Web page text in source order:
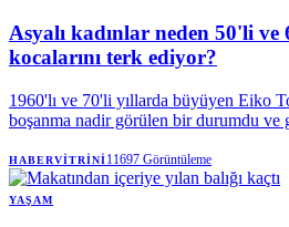
Asyalı kadınlar neden 50'li ve
kocalarını terk ediyor?
1960'lı ve 70'li yıllarda büyüyen Eiko
boşanma nadir görülen bir durumdu ve
HABERVITRINI11697 Görüntüleme
YAŞAM